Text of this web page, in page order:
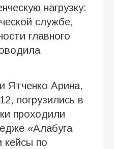
нагрузку:
службе,
главного
Ятченко Арина,
погрузились в
проходили
«Алабуга
кейсы по